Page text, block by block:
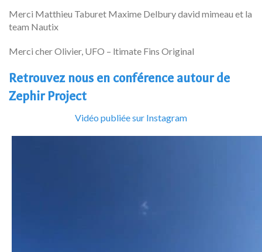
Merci Matthieu Taburet Maxime Delbury david mimeau et la
team Nautix
Merci cher Olivier, UFO – ltimate Fins Original
Retrouvez nous en conférence autour de
Zephir Project
Vidéo publiée sur Instagram